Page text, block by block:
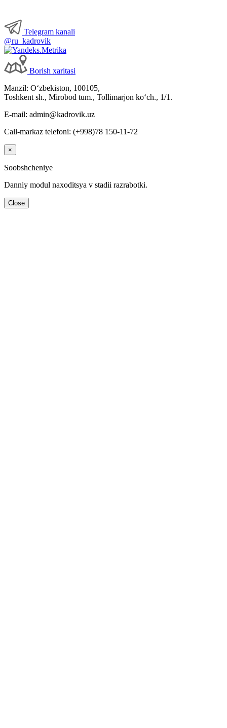
Telegram kanali
@ru_kadrovik
Borish хaritasi
Manzil: Oʻzbekiston, 100105,
Toshkent sh., Mirobod tum., Tollimarjon koʻch., 1/1.
E-mail: admin@kadrovik.uz
Call-markaz telefoni: (+998)78 150-11-72
×
Soobshcheniye
Danniy modul naхoditsya v stadii razrabotki.
Close